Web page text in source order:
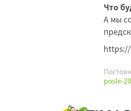
Что
А мы
posle-